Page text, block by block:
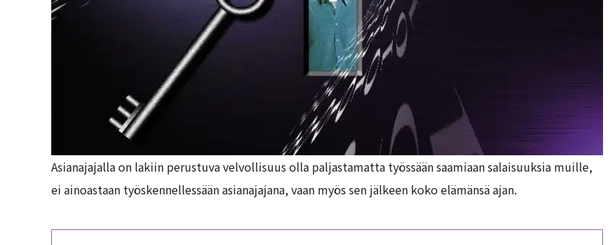
Asianajajalla on lakiin perustuva velvollisuus olla paljastamatta työssään saamiaan salaisuuksia muille,
ei ainoastaan työskennellessään asianajajana, vaan myös sen jälkeen koko elämänsä ajan.